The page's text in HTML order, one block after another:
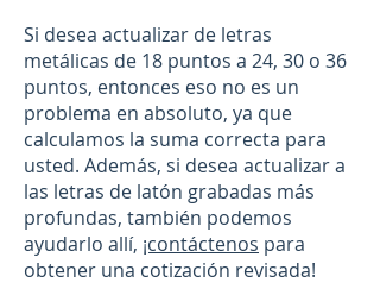
Si desea actualizar de letras
metálicas de 18 puntos a 24, 30 o 36
puntos, entonces eso no es un
problema en absoluto, ya que
calculamos la suma correcta para
usted. Además, si desea actualizar a
las letras de latón grabadas más
profundas, también podemos
ayudarlo allí, ¡contáctenos para
obtener una cotización revisada!